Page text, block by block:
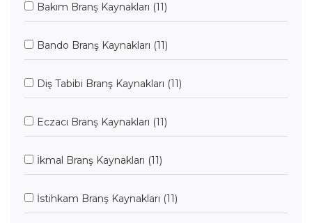
Bakım Branş Kaynakları (11)
Bando Branş Kaynakları (11)
Diş Tabibi Branş Kaynakları (11)
Eczacı Branş Kaynakları (11)
İkmal Branş Kaynakları (11)
İstihkam Branş Kaynakları (11)